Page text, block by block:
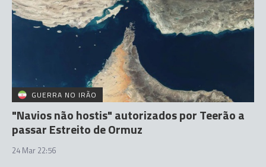
GUERRA NO IRÃO
"Navios não hostis" autorizados por Teerão a
passar Estreito de Ormuz
24 Mar 22:56